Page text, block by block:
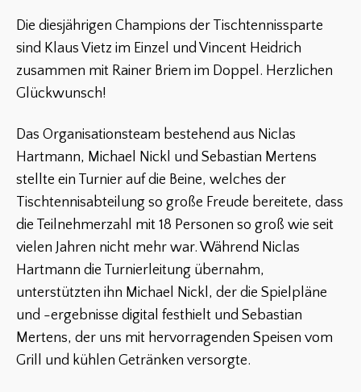
Die diesjährigen Champions der Tischtennissparte
sind Klaus Vietz im Einzel und Vincent Heidrich
zusammen mit Rainer Briem im Doppel. Herzlichen
Glückwunsch!
Das Organisationsteam bestehend aus Niclas
Hartmann, Michael Nickl und Sebastian Mertens
stellte ein Turnier auf die Beine, welches der
Tischtennisabteilung so große Freude bereitete, dass
die Teilnehmerzahl mit 18 Personen so groß wie seit
vielen Jahren nicht mehr war. Während Niclas
Hartmann die Turnierleitung übernahm,
unterstützten ihn Michael Nickl, der die Spielpläne
und -ergebnisse digital festhielt und Sebastian
Mertens, der uns mit hervorragenden Speisen vom
Grill und kühlen Getränken versorgte.